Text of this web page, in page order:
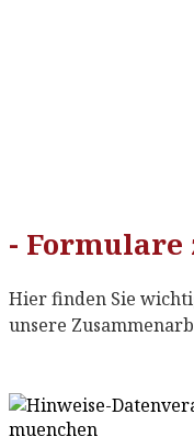
- Formulare
Hier finden Sie
unsere